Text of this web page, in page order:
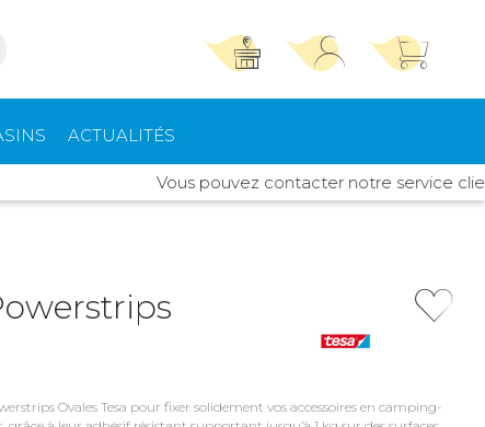
Trouvez le magasin le plus proche et profitez
d'offres exclusives !
Autour de moi
E-mail ou numéro client ou numéro fidélité
Mot de passe oublié
Se connecter
ACTUALITÉS
Climatisation -
Vous pouvez contacter notre service client
Ovales Tesa pour fixer solidement vos accessoires en camping-